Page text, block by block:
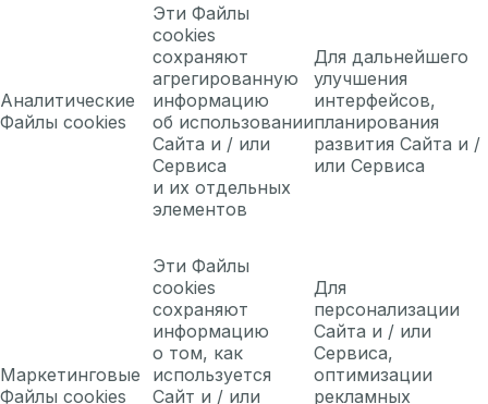
Аналитические
Файлы cookies
Эти Файлы
cookies
сохраняют
агрегированную
информацию
об использовании
Сайта и / или
Сервиса
и их отдельных
элементов
Для дальнейшего
улучшения
интерфейсов,
планирования
развития Сайта и /
или Сервиса
Маркетинговые
Файлы cookies
Эти Файлы
cookies
сохраняют
информацию
о том, как
используется
Сайт и / или
Для
персонализации
Сайта и / или
Сервиса,
оптимизации
рекламных